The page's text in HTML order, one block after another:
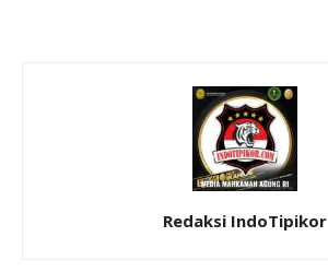
Redaksi IndoTipikor